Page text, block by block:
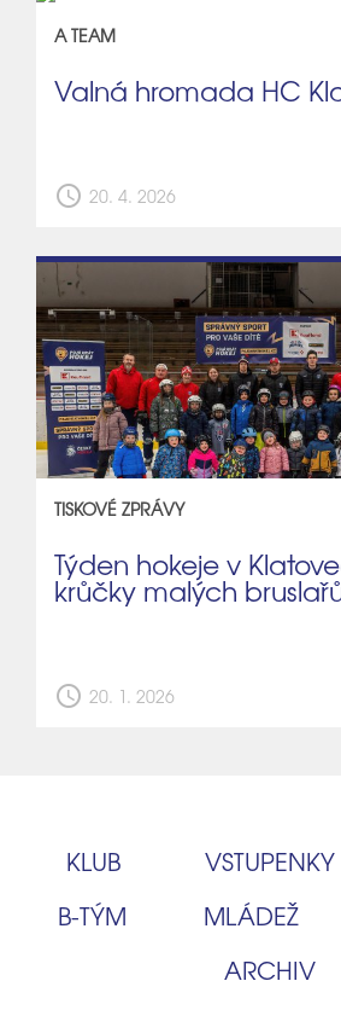
A TEAM
Valná hromada HC
schedule 20. 4. 2026
TISKOVÉ ZPRÁVY
Týden hokeje v
krůčky malých
schedule 20. 1. 2026
KLUB VSTUPENKY
B‑TÝM
MLÁDEŽ
ARCHIV